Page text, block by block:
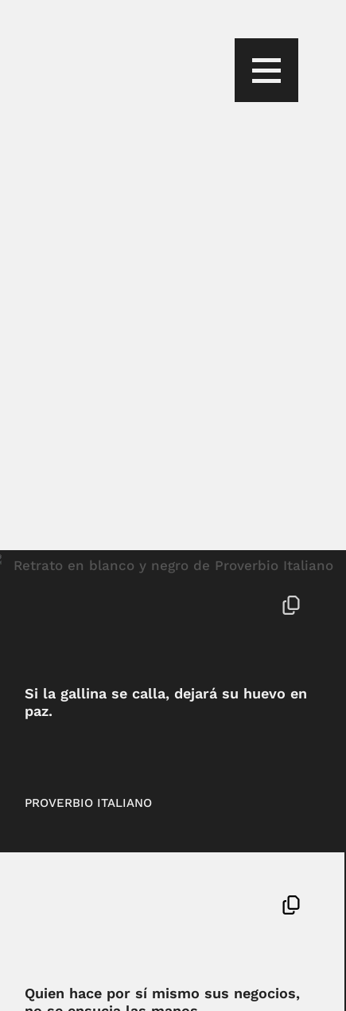
Si la gallina se calla, dejará su huevo en
paz.
PROVERBIO ITALIANO
Quien hace por sí mismo sus negocios,